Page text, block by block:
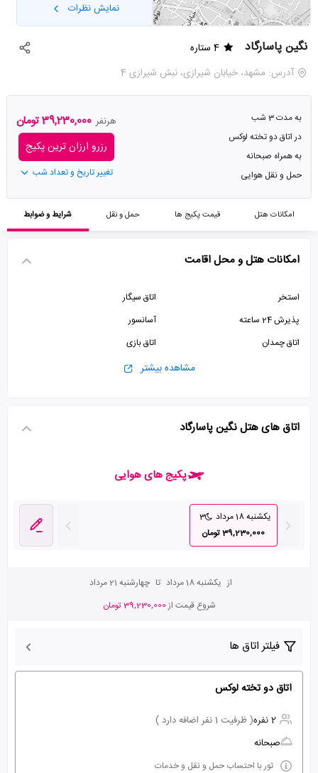
نمایش نظرات
نگین پاسارگاد
4 ستاره
آدرس: مشهد، خیابان شیرازی، نبش شیرازی 4
به مدت 3 شب
در اتاق دو تخته لوکس
به همراه صبحانه
حمل و نقل هوایی
هرنفر 39,230,000 تومان
رزرو ارزان ترین پکیج
تغییر تاریخ و تعداد شب
امکانات هتل قیمت پکیج ها حمل و نقل شرایط و ضوابط
امکانات هتل و محل اقامت
استخر
اتاق سیگار
پذیرش 24 ساعته
آسانسور
اتاق چمدان
اتاق بازی
مشاهده بیشتر
اتاق های هتل نگین پاسارگاد
پکیج های هوایی
یکشنبه 18 مرداد
3
39,230,000 تومان
از یکشنبه 18 مرداد تا چهارشنبه 21 مرداد
شروع قیمت از39,230,000 تومان
فیلتر اتاق ها
اتاق دو تخته لوکس
2 نفره
( ظرفیت 1 نفر اضافه دارد )
صبحانه
تور با احتساب حمل و نقل و خدمات